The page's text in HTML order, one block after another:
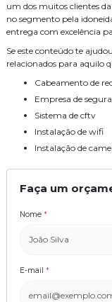
um dos muitos clientes
no segmento pela
entrega com excelência
Se este conteúdo te
relacionados para aquilo
cabeamento de
empresa de
sistema de cftv
instalação de wifi
instalação de
Faça um
Nome *
E-mail *